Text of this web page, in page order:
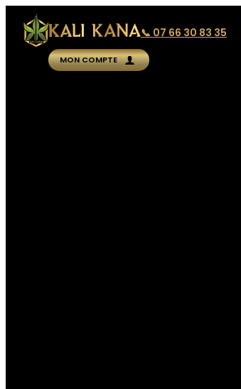
📞 07 66 30 83 35
MON COMPTE